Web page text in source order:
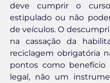
deve cumprir o
estipulado ou não
de veículos. O
na cassação da
reciclagem obrigatória
pontos como
legal, não um